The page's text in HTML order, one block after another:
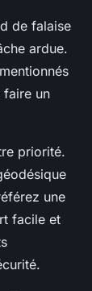
de falaise
ardue.
faire un
priorité.
une
facile et